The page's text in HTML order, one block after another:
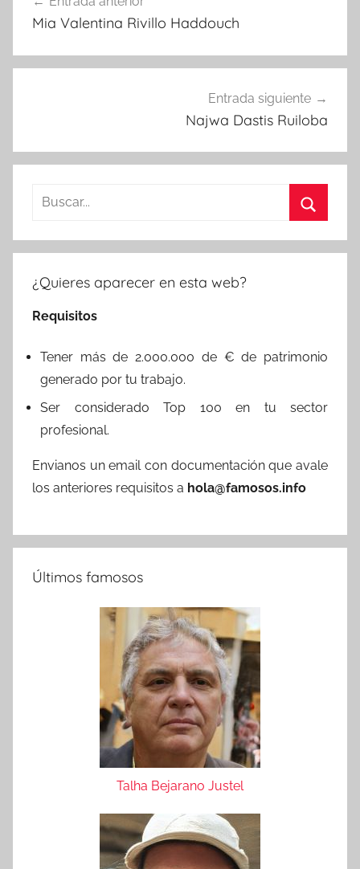
deMia Valentina Rivillo Haddouch
Entrada siguiente
Najwa Dastis Ruiloba
Buscar:
¿Quieres aparecer en esta web?
Requisitos
Tener más de 2.000.000 de € de patrimonio
generado por tu trabajo.
Ser considerado Top 100 en tu sector
profesional.
Envianos un email con documentación que avale
los anteriores requisitos a hola@famosos.info
Últimos famosos
Talha Bejarano Justel